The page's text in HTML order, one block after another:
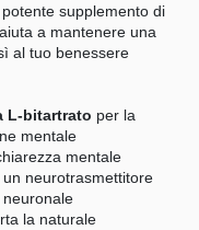
supplemento di
a mantenere una
al tuo benessere
L-bitartrato per la
mentale
mentale
neurotrasmettitore
la naturale